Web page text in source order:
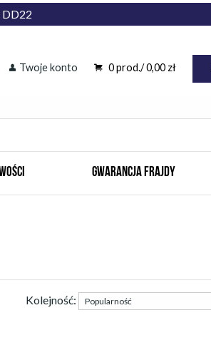
DD22
Twoje konto 0 prod./0,00 zł
GWARANCJA FRAJDY
Kolejność: